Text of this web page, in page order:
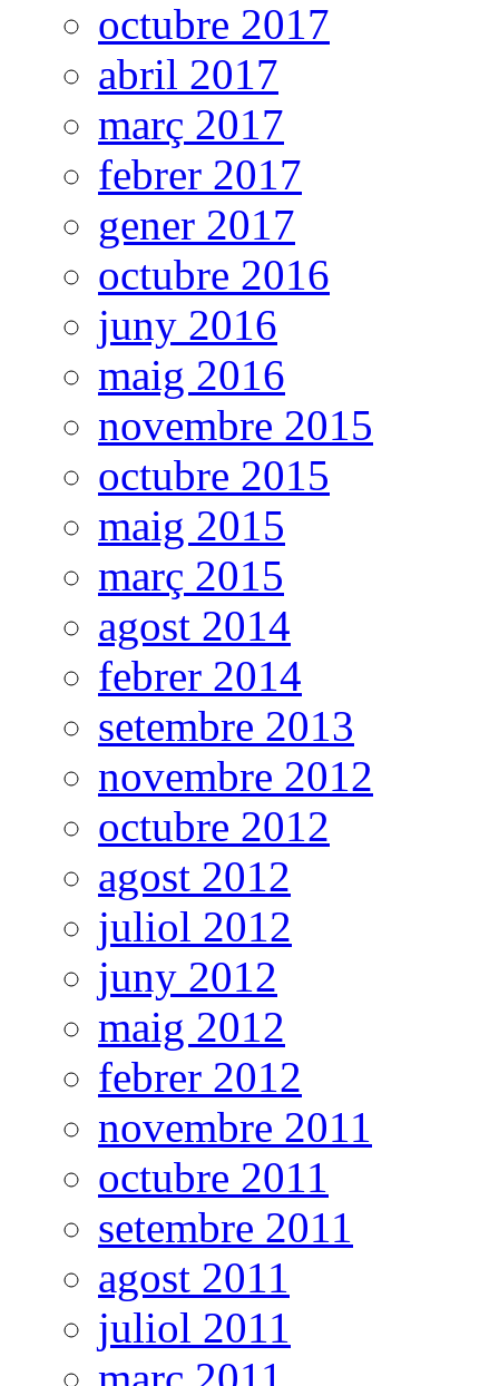
octubre 2017
abril 2017
març 2017
febrer 2017
gener 2017
octubre 2016
juny 2016
maig 2016
novembre 2015
octubre 2015
maig 2015
març 2015
agost 2014
febrer 2014
setembre 2013
novembre 2012
octubre 2012
agost 2012
juliol 2012
juny 2012
maig 2012
febrer 2012
novembre 2011
octubre 2011
setembre 2011
agost 2011
juliol 2011